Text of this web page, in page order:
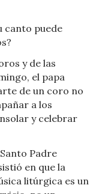
canto puede
y de las
el papa
de un coro no
a los
y celebrar
Padre
en que la
litúrgica es un